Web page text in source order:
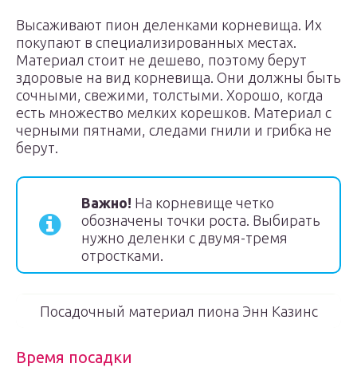
Высаживают пион деленками корневища. Их
покупают в специализированных местах.
Материал стоит не дешево, поэтому берут
здоровые на вид корневища. Они должны быть
сочными, свежими, толстыми. Хорошо, когда
есть множество мелких корешков. Материал с
черными пятнами, следами гнили и грибка не
берут.
Важно! На корневище четко
обозначены точки роста. Выбирать
нужно деленки с двумя-тремя
отростками.
Посадочный материал пиона Энн Казинс
Время посадки